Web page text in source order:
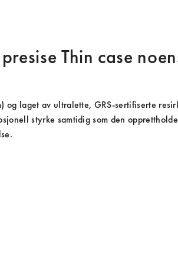
Thin case
og laget av ultralette, GRS-sertifiserte
styrke samtidig som den